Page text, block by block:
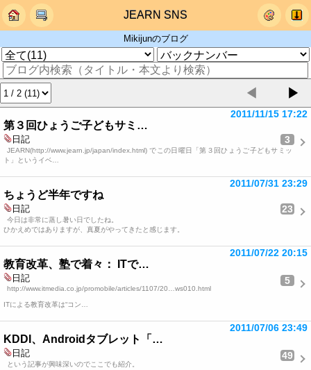
JEARN SNS
Mikijunのブログ
◀ ▶
第３回ひょうご子どもサミ…
2011/11/15 17:22
日記 3
JEARN(http://www.jearn.jp/japan/index.html) でこの日曜日「第３回ひょうご子どもサミッ
ト」というイベ…
ちょうど半年ですね
2011/07/31 23:29
日記 23
今日は非常に蒸し暑い日でしたね。
ひかえめではありますが、真夏がやってきたと感じます。
教育改革、塾で着々： ITで…
2011/07/22 20:15
日記 5
http://www.itmedia.co.jp/promobile/articles/1107/20…ws010.html
ITによる教育改革は“コン…
KDDI、Androidタブレット「…
2011/07/06 23:49
日記 49
という記事が興味深いのでここでも紹介。